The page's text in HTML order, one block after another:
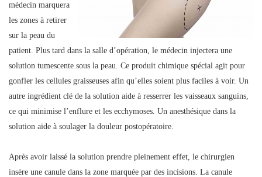
médecin marquera
les zones à retirer
sur la peau du
patient. Plus tard dans la salle d’opération, le médecin injectera une
solution tumescente sous la peau. Ce produit chimique spécial agit pour
gonfler les cellules graisseuses afin qu’elles soient plus faciles à voir. Un
autre ingrédient clé de la solution aide à resserrer les vaisseaux sanguins,
ce qui minimise l’enflure et les ecchymoses. Un anesthésique dans la
solution aide à soulager la douleur postopératoire.
Après avoir laissé la solution prendre pleinement effet, le chirurgien
insère une canule dans la zone marquée par des incisions. La canule